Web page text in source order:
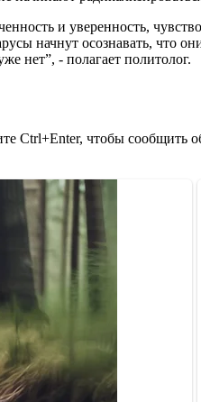
и уверенность,
начнут осознавать, что
нет”, - полагает политолог.
Ctrl+Enter, чтобы сообщить